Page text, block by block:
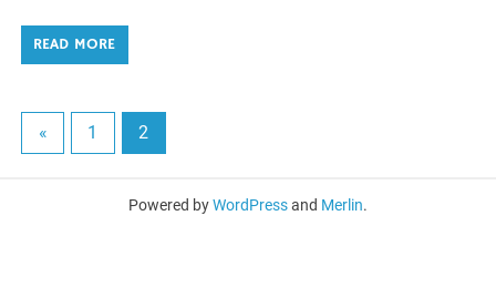
READ MORE
« 1 2
Powered byWordPressand Merlin.